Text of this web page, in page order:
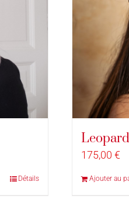
Détails
175,00€
Ajouter au